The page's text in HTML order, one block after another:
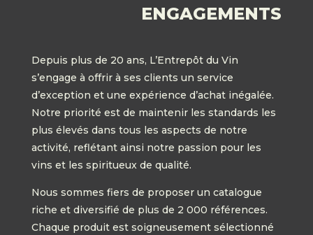
ENGAGEMENTS
Depuis plus de 20 ans, L’Entrepôt du Vin
s’engage à offrir à ses clients un service
d’exception et une expérience d’achat inégalée.
Notre priorité est de maintenir les standards les
plus élevés dans tous les aspects de notre
activité, reflétant ainsi notre passion pour les
vins et les spiritueux de qualité.
Nous sommes fiers de proposer un catalogue
riche et diversifié de plus de 2 000 références.
Chaque produit est soigneusement sélectionné